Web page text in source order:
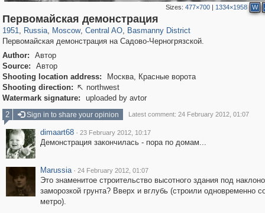
Sizes: 477×700| 1334×1958 W
Первомайская демонстрация
1951, Russia
1,406,840 29,243
, Moscow
319,861 8,286
, Central AO
160,009 5,916
, Basmanny District
13,204 520
Первомайская демонстрация на Садово-Черногрязской.
Author:
Автор
Source:
Автор
Shooting location address:
Москва, Красные ворота
Shooting direction:  northwest
Watermark signature:
uploaded by avtor
2
Sign in to share your opinion Latest comment: 24 February 2012, 01:07
dimaart68 · 23 February 2012, 10:17
Демонстрация закончилась - пора по домам...
Marussia · 24 February 2012, 01:07
Это знаменитое строительство высотного здания под
заморозкой грунта? Вверх и вглубь (строили одновременно
метро).